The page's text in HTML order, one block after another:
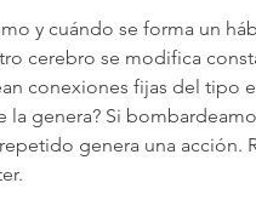
y cuándo se forma un
cerebro se modifica
conexiones fijas del tipo
la genera? Si
genera una acción.